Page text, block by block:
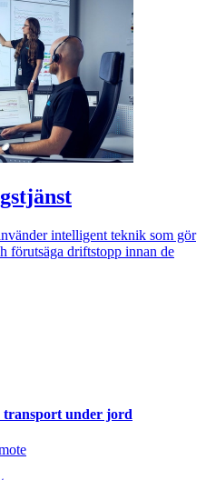
intelligent teknik som gör
förutsäga driftstopp innan de
under jord